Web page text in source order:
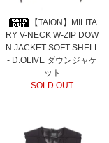
【TAION】MILITA
RY V-NECK W-ZIP DOW
N JACKET SOFT SHELL
- D.OLIVE ダウンジャケ
ット
SOLD OUT